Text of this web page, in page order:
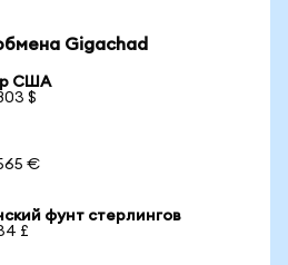
Gigachad
США
$
€
фунт стерлингов
£